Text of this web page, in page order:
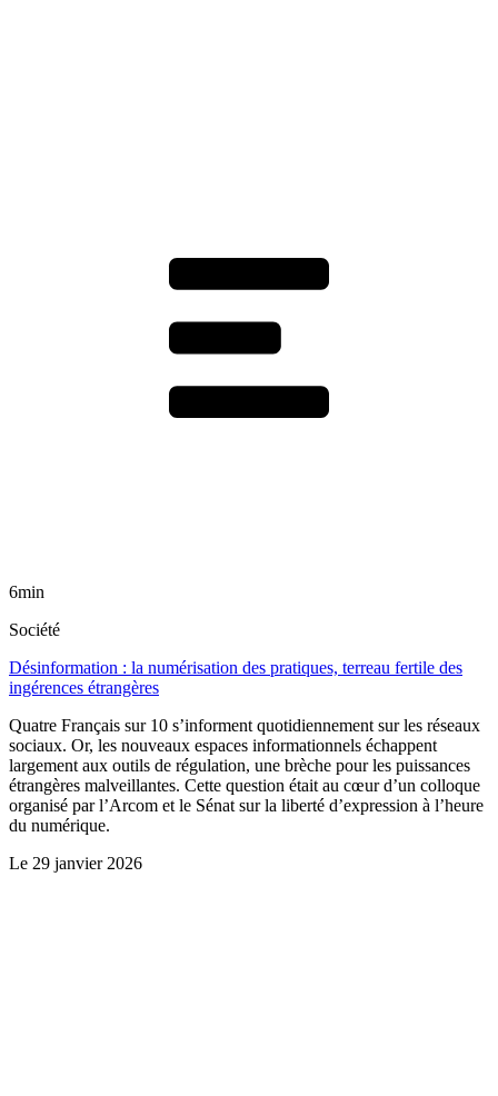
6min
Société
Désinformation : la numérisation des pratiques, terreau fertile des
ingérences étrangères
Quatre Français sur 10 s’informent quotidiennement sur les réseaux
sociaux. Or, les nouveaux espaces informationnels échappent
largement aux outils de régulation, une brèche pour les puissances
étrangères malveillantes. Cette question était au cœur d’un colloque
organisé par l’Arcom et le Sénat sur la liberté d’expression à l’heure
du numérique.
Le 29 janvier 2026